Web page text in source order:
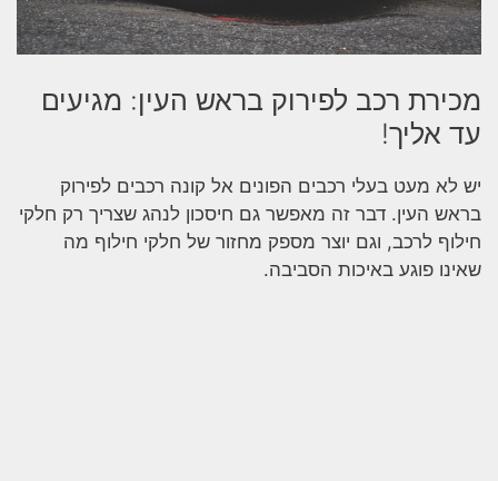
מכירת רכב לפירוק בראש העין: מגיעים
עד אליך!
יש לא מעט בעלי רכבים הפונים אל קונה רכבים לפירוק
בראש העין. דבר זה מאפשר גם חיסכון לנהג שצריך רק חלקי
חילוף לרכב, וגם יוצר מספק מחזור של חלקי חילוף מה
שאינו פוגע באיכות הסביבה.